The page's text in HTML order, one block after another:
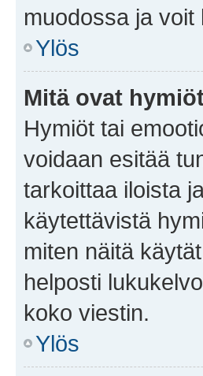
muodossa ja
Ylös
Mitä ovat
Hymiöt tai
voidaan esitää
tarkoittaa iloista
käytettävistä
miten näitä
helposti
koko viestin.
Ylös